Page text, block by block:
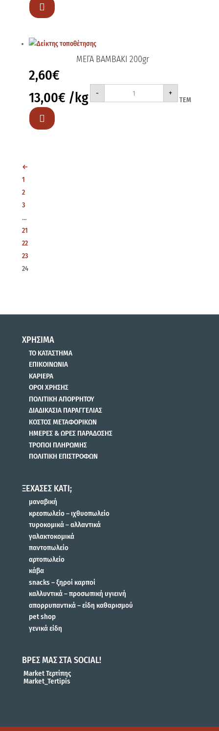

ΜΕΓΑ ΒΑΜΒΑΚΙ 200gr
2,60€
13,00€ /kg -
ΜΕΓΑ
200gr
+
ΤΕΜ

←
1
2
3
…
21
22
23
24
ΧΡΗΣΙΜΑ
ΤΟ ΚΑΤΑΣΤΗΜΑ
ΕΠΙΚΟΙΝΩΝΙΑ
ΚΑΡΙΕΡΑ
ΟΡΟΙ ΧΡΗΣΗΣ
ΠΟΛΙΤΙΚΗ ΑΠΟΡΡΗΤΟΥ
ΔΙΑΔΙΚΑΣΙΑ ΠΑΡΑΓΓΕΛΙΑΣ
ΚΟΣΤΟΣ ΜΕΤΑΦΟΡΙΚΩΝ
ΗΜΕΡΕΣ & ΩΡΕΣ ΠΑΡΑΔΟΣΗΣ
ΤΡΟΠΟΙ ΠΛΗΡΩΜΗΣ
ΠΟΛΙΤΙΚΗ ΕΠΙΣΤΡΟΦΩΝ
ΞΕΧΑΣΕΣ ΚΑΤΙ;
μαναβική
κρεοπωλείο – ιχθυοπωλείο
τυροκομικά – αλλαντικά
γαλακτοκομικά
παντοπωλείο
αρτοπωλείο
κάβα
snacks – ξηροί καρποί
καλλυντικά – προσωπική υγιεινή
απορρυπαντικά – είδη καθαρισμού
pet shop
γενικά είδη
ΒΡΕΣ ΜΑΣ ΣΤΑ SOCIAL!
Market Τερτίπης
Market_Tertipis